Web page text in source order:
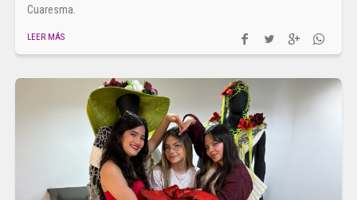
Cuaresma.
LEER MÁS